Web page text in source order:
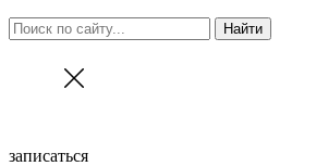
Найти
записаться